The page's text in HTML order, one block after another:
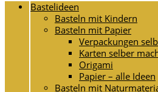
Bastelideen
Basteln mit Kindern
Basteln mit Papier
Verpackungen
Karten selber
Origami
Papier – alle Ideen
Basteln mit